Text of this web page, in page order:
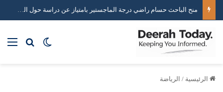
خبير استراتيجيات التواصل الاجتماعي محمد هاني يكشف أسرار صناعة التأثير الرقمي
بحثالوضع
الرئيسية / الرياضة